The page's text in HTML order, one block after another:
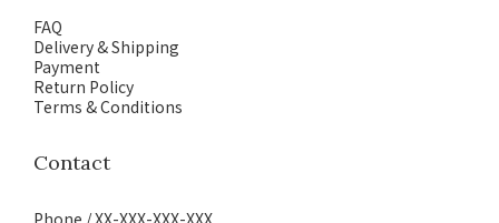
FAQ
Delivery & Shipping
Payment
Return Policy
Terms & Conditions
Contact
Phone / XX-XXX-XXX-XXX